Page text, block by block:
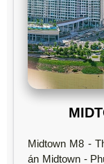
Midtown M8 -
án Midtown -